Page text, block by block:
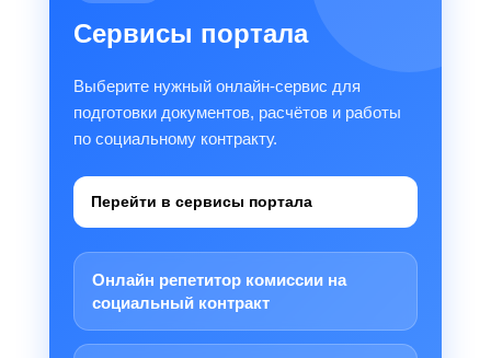
Сервисы портала
Выберите нужный онлайн-сервис для
подготовки документов, расчётов и работы
по социальному контракту.
Перейти в сервисы портала
Онлайн репетитор комиссии на
социальный контракт